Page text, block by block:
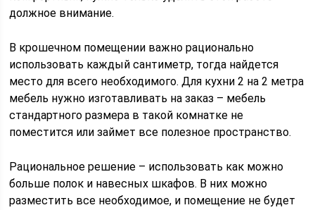
должное внимание.
В крошечном помещении важно рационально
использовать каждый сантиметр, тогда найдется
место для всего необходимого. Для кухни 2 на 2 метра
мебель нужно изготавливать на заказ – мебель
стандартного размера в такой комнатке не
поместится или займет все полезное пространство.
Рациональное решение – использовать как можно
больше полок и навесных шкафов. В них можно
разместить все необходимое, и помещение не будет